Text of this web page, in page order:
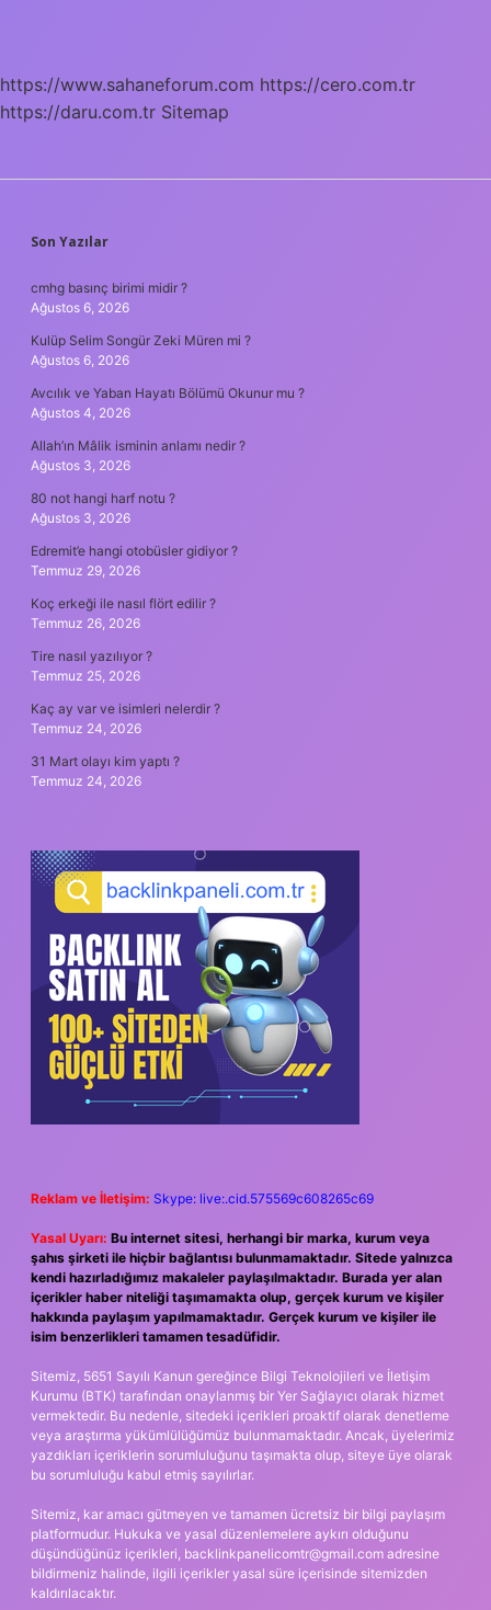
https://www.sahaneforum.com https://cero.com.tr
https://daru.com.tr Sitemap
SIDEBAR
Son Yazılar
cmhg basınç birimi midir ?
Ağustos 6, 2026
Kulüp Selim Songür Zeki Müren mi ?
Ağustos 6, 2026
Avcılık ve Yaban Hayatı Bölümü Okunur mu ?
Ağustos 4, 2026
Allah’ın Mâlik isminin anlamı nedir ?
Ağustos 3, 2026
80 not hangi harf notu ?
Ağustos 3, 2026
Edremit’e hangi otobüsler gidiyor ?
Temmuz 29, 2026
Koç erkeği ile nasıl flört edilir ?
Temmuz 26, 2026
Tire nasıl yazılıyor ?
Temmuz 25, 2026
Kaç ay var ve isimleri nelerdir ?
Temmuz 24, 2026
31 Mart olayı kim yaptı ?
Temmuz 24, 2026
Reklam ve İletişim: Skype: live:.cid.575569c608265c69
Yasal Uyarı: Bu internet sitesi, herhangi bir marka, kurum veya
şahıs şirketi ile hiçbir bağlantısı bulunmamaktadır. Sitede yalnızca
kendi hazırladığımız makaleler paylaşılmaktadır. Burada yer alan
içerikler haber niteliği taşımamakta olup, gerçek kurum ve kişiler
hakkında paylaşım yapılmamaktadır. Gerçek kurum ve kişiler ile
isim benzerlikleri tamamen tesadüfidir.
Sitemiz, 5651 Sayılı Kanun gereğince Bilgi Teknolojileri ve İletişim
Kurumu (BTK) tarafından onaylanmış bir Yer Sağlayıcı olarak hizmet
vermektedir. Bu nedenle, sitedeki içerikleri proaktif olarak denetleme
veya araştırma yükümlülüğümüz bulunmamaktadır. Ancak, üyelerimiz
yazdıkları içeriklerin sorumluluğunu taşımakta olup, siteye üye olarak
bu sorumluluğu kabul etmiş sayılırlar.
Sitemiz, kar amacı gütmeyen ve tamamen ücretsiz bir bilgi paylaşım
platformudur. Hukuka ve yasal düzenlemelere aykırı olduğunu
düşündüğünüz içerikleri, backlinkpanelicomtr@gmail.com adresine
bildirmeniz halinde, ilgili içerikler yasal süre içerisinde sitemizden
kaldırılacaktır.